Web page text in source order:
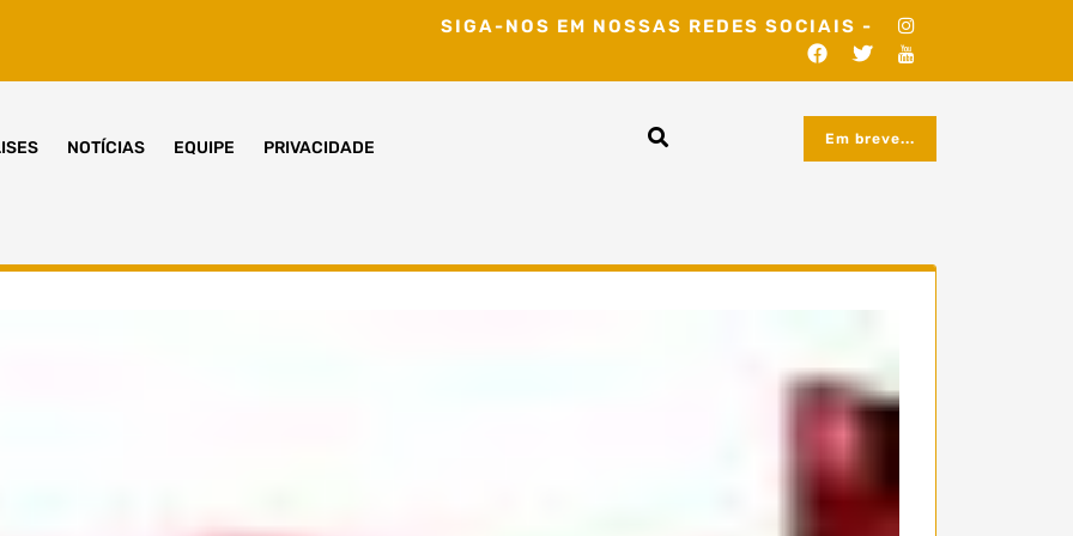
SIGA-NOS EM NOSSAS REDES SOCIAIS -
NOTÍCIAS EQUIPE PRIVACIDADE Em breve...